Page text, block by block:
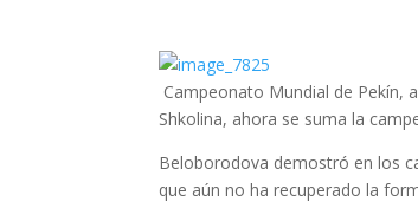
Campeonato Mundial de Pekín,
Shkolina, ahora se suma la
Beloborodova demostró en los
que aún no ha recuperado la